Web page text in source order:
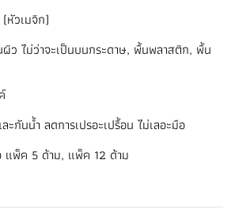
หัวเมจิก)
ว ไม่ว่าจะเป็นบนกระดาษ, พื้นพลาสติก, พื้น
กันน้ำ ลดการเปรอะเปรื้อน ไม่เลอะมือ
แพ็ค 5 ด้าม, แพ็ค 12 ด้าม